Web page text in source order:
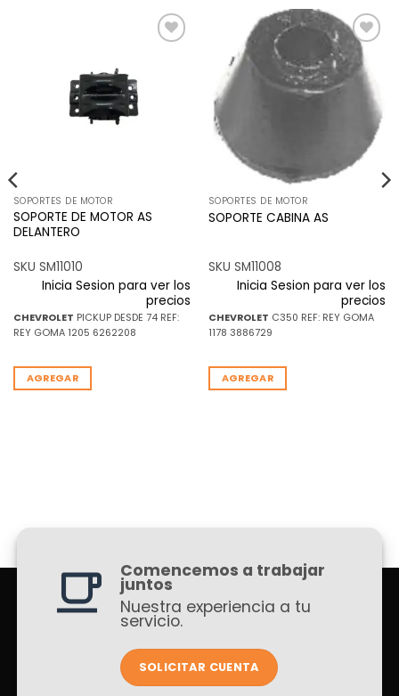
SOPORTES DE MOTOR
SOPORTE DE MOTOR AS
DELANTERO
SKU SM11010
Inicia Sesion para ver los
precios
CHEVROLET PICKUP DESDE 74 REF:
REY GOMA 1205 6262208
AGREGAR
Añadir
a la
lista de
deseos
SOPORTES DE MOTOR
SOPORTE CABINA AS
SKU SM11008
Inicia Sesion para ver los
precios
CHEVROLET C350 REF: REY GOMA
1178 3886729
AGREGAR
Comencemos a trabajar
juntos
Nuestra experiencia a tu
servicio.
SOLICITAR CUENTA